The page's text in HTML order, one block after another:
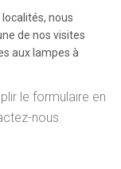
nous
de nos visites
aux lampes à
le formulaire en
nous